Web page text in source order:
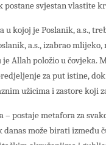
postane svjestan vlastite
u kojoj je Poslanik, a.s.,
a.s., izabrao mlijeko,
Allah položio u čovjeka.
za put istine,
užicima i zastore koji
postaje metafora za
može birati između